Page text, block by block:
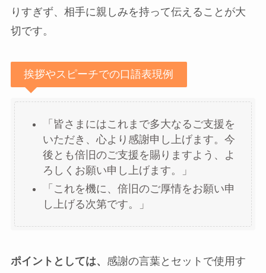
りすぎず、相手に親しみを持って伝えることが大
切です。
挨拶やスピーチでの口語表現例
「皆さまにはこれまで多大なるご支援を
いただき、心より感謝申し上げます。今
後とも倍旧のご支援を賜りますよう、よ
ろしくお願い申し上げます。」
「これを機に、倍旧のご厚情をお願い申
し上げる次第です。」
ポイントとしては、 感謝の言葉とセットで使用す